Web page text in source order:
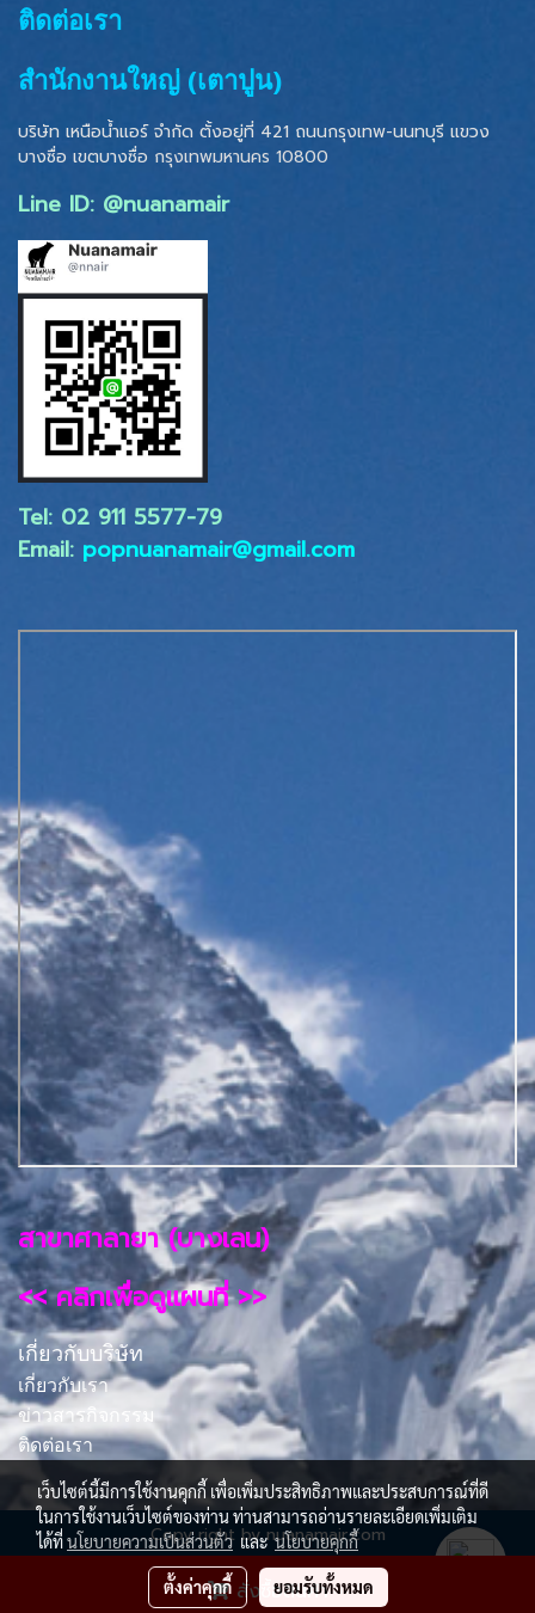
สั่งซื้อสินค้า
ติดต่อเรา
สำนักงานใหญ่ (เตาปูน)
บริษัท เหนือน้ำแอร์ จำกัด ตั้งอยู่ที่ 421 ถนนกรุงเทพ-นนทบุรี แขวง
บางซื่อ เขตบางซื่อ กรุงเทพมหานคร 10800
Line ID: @nuanamair
Tel: 02 ​911 5577-79
Email: popnuanamair@gmail.com
สาขาศาลายา (บางเลน)
<< คลิกเพื่อดูแผนที่ >>
เกี่ยวกับบริษัท
เกี่ยวกับเรา
ข่าวสารกิจกรรม
ติดต่อเรา
Copy right by nuanamair.com
ผู้เข้าชมวันนี้ 448
เว็บไซต์นี้มีการใช้งานคุกกี้ เพื่อเพิ่มประสิทธิภาพและประสบการณ์ที่ดี
ในการใช้งานเว็บไซต์ของท่าน ท่านสามารถอ่านรายละเอียดเพิ่มเติม
ได้ที่นโยบายความเป็นส่วนตัวและนโยบายคุกกี้
ตั้งค่าคุกกี้ ยอมรับทั้งหมด